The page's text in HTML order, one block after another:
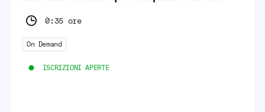
0:35 ore
On Demand
ISCRIZIONI APERTE